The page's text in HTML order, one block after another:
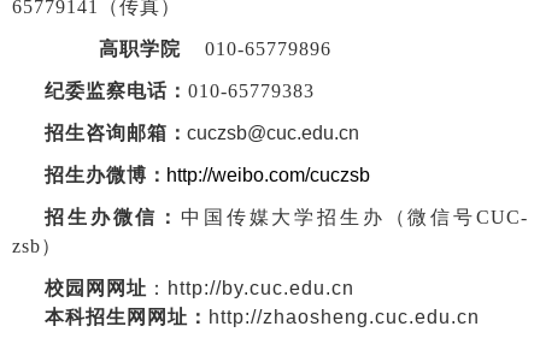
65779141（传真）
高职学院 010-65779896
纪委监察电话： 010-65779383
招生咨询邮箱 ： cuczsb@cuc.edu.cn
招生办微博 ： http://weibo.com/cuczsb
招生办微信： 中国传媒大学招生办（微信号CUC-
zsb）
校园网网址 ：http://by.cuc.edu.cn
本科招生网网址： http://zhaosheng.cuc.edu.cn